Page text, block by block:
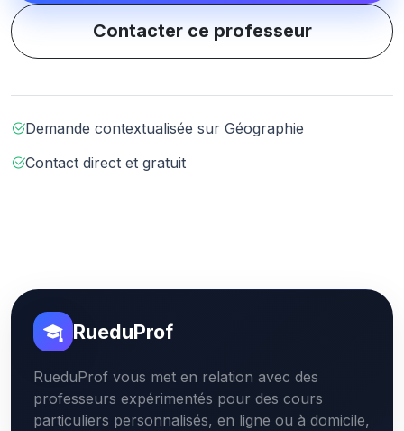
Contacter ce professeur
Demande contextualisée sur Géographie
Contact direct et gratuit
RueduProf
RueduProf vous met en relation avec des
professeurs expérimentés pour des cours
particuliers personnalisés, en ligne ou à domicile,